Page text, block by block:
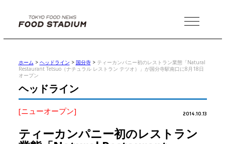
MENU
ホーム > ヘッドライン > 国分寺> ティーカンパニー初のレストラン業態「Natural
Restaurant Tetsuo（ナチュラル レストラン テツオ）」が国分寺駅南口に8月18日
オープン
ヘッドライン
[ニューオープン] 2014.10.13
ティーカンパニー初のレストラン